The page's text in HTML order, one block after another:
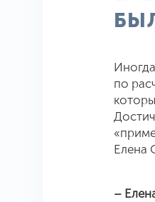
по
Елена
–